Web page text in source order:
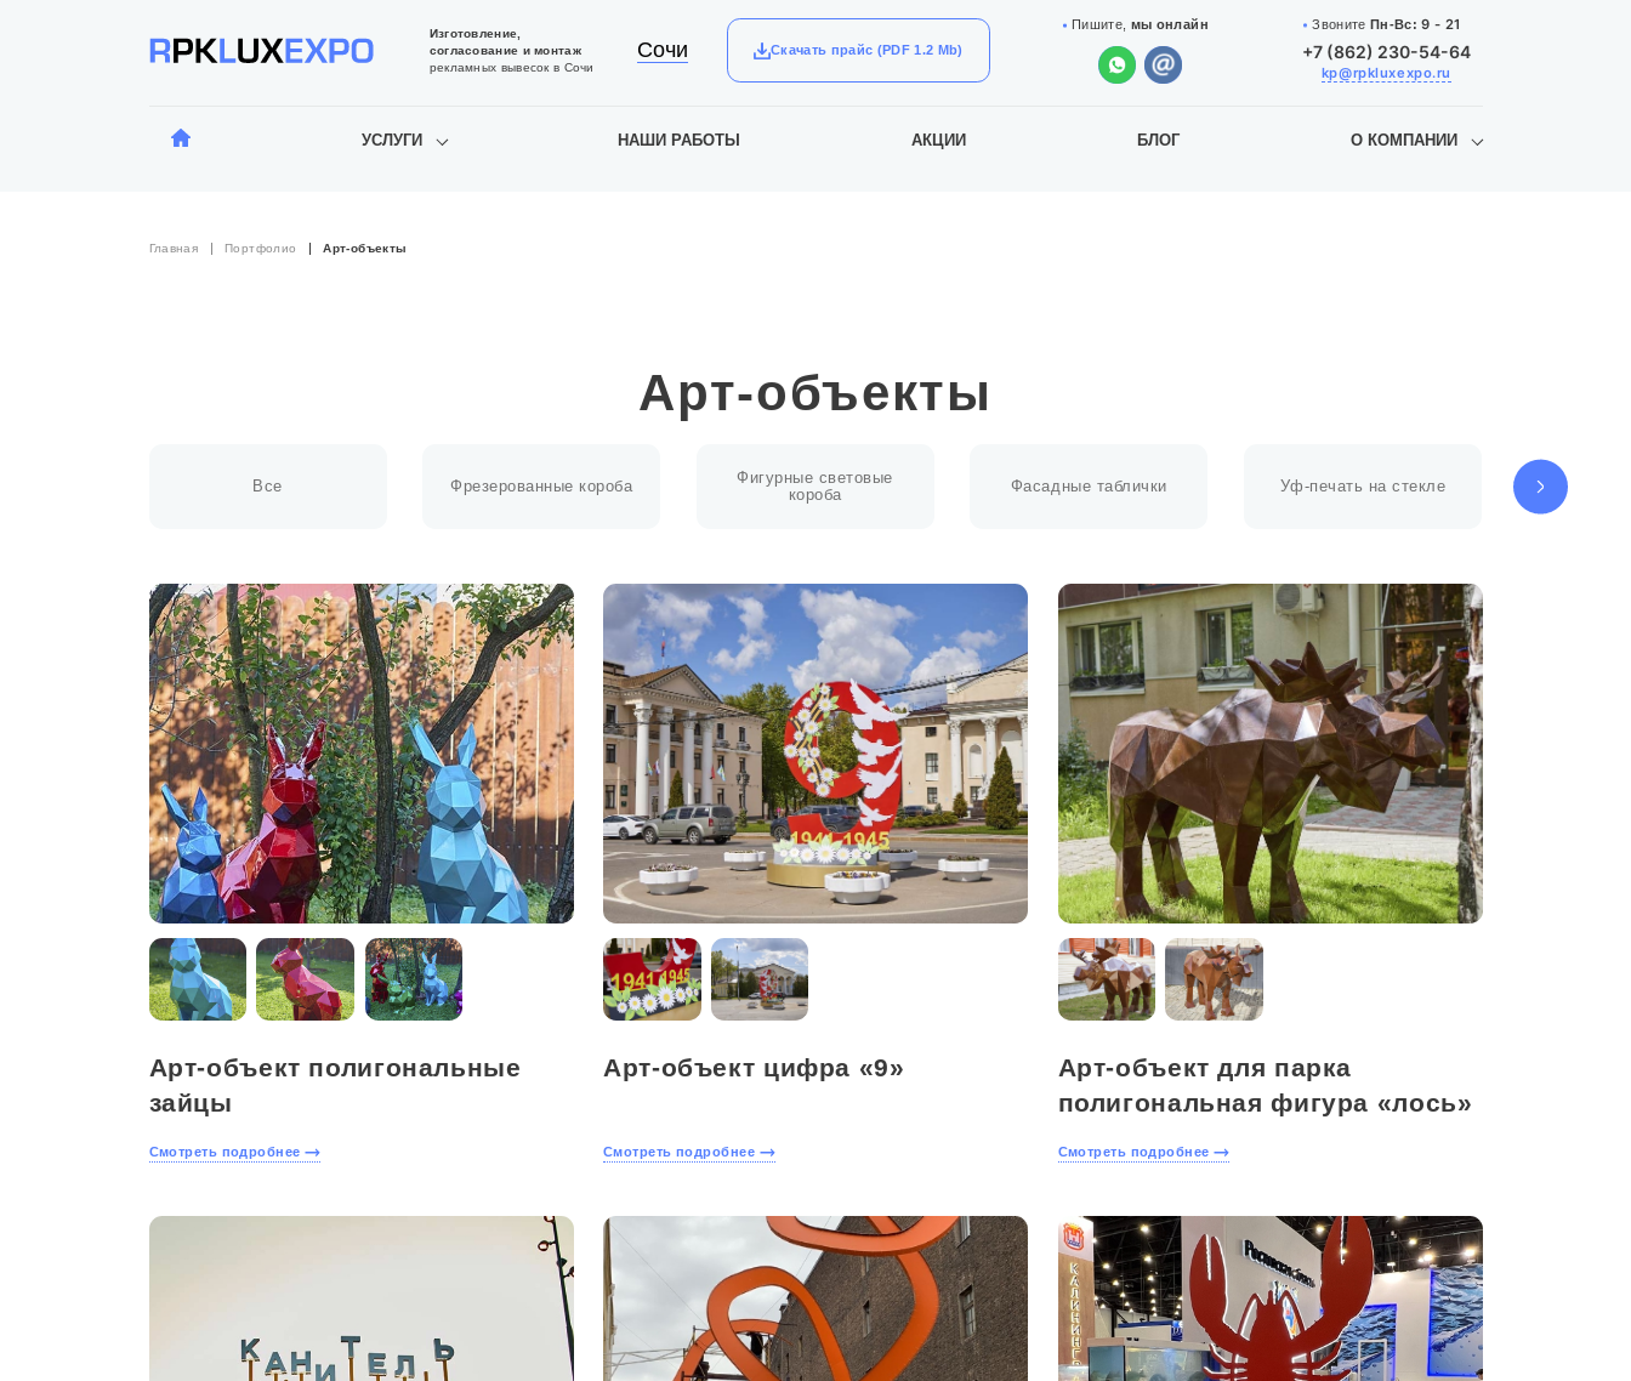
Изготовление,
согласование и монтаж
рекламных вывесок в Сочи
Сочи Скачать прайс (PDF 1.2 Mb)
Пишите, мы онлайн ЗвонитеПн-Вс:9 - 21
+7 (862) 230-54-64
kp@rpkluxexpo.ru
УСЛУГИ НАШИ РАБОТЫ АКЦИИ БЛОГ О КОМПАНИИ
Главная Портфолио Арт-объекты
Арт-объекты
Все Фрезерованные короба
Фигурные световые
короба
Фасадные таблички Уф-печать на стекле Уф-
Арт-объект полигональные
зайцы
Смотреть подробнее
Арт-объект цифра «9»
Смотреть подробнее
Арт-объект для парка
полигональная фигура «лось»
Смотреть подробнее